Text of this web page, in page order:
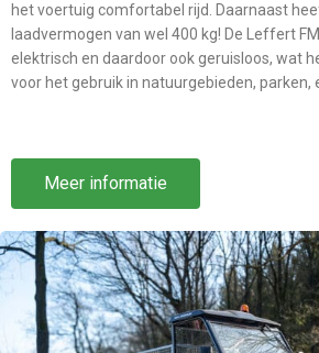
het voertuig comfortabel rijd. Daarnaast
laadvermogen van wel 400 kg! De Leffert
elektrisch en daardoor ook geruisloos, wat
voor het gebruik in natuurgebieden, parken,
Meer informatie